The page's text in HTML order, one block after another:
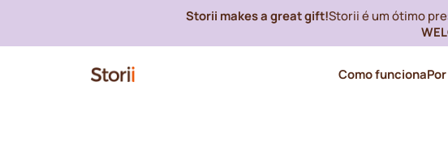
Storii makes a great gift!Storii é um ótimo
Como funciona